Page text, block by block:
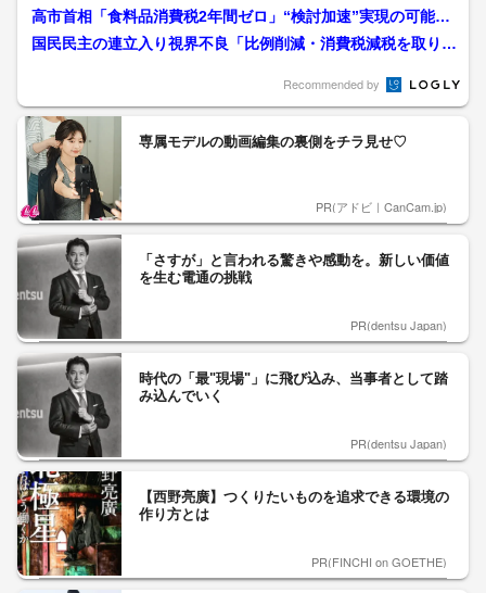
し論強まる「エサをぶら下...
高市首相「食料品消費税2年間ゼロ」“検討加速”実現の可能性
は…財源確保と選挙への...
国民民主の連立入り視界不良「比例削減・消費税減税を取り下
Recommended by
専属モデルの動画編集の裏側をチラ見せ♡
PR(アドビ｜CanCam.jp)
「さすが」と言われる驚きや感動を。新しい価値
を生む電通の挑戦
PR(dentsu Japan)
時代の「最"現場"」に飛び込み、当事者として踏
み込んでいく
PR(dentsu Japan)
【西野亮廣】つくりたいものを追求できる環境の
作り方とは
PR(FINCHI on GOETHE)